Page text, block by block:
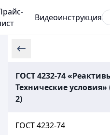
Видеоинструкция
ГОСТ 4232-74
Технические
2)
ГОСТ 4232-74